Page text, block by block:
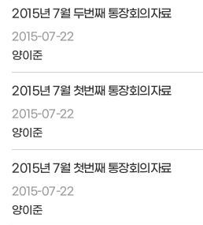
2015년 7월 두번째 통장회의자료
2015-07-22
양이준
2015년 7월 첫번째 통장회의자료
2015-07-22
양이준
2015년 7월 첫번째 통장회의자료
2015-07-22
양이준